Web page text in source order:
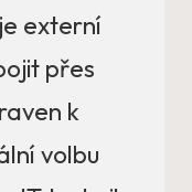
externí
přes
k
volbu